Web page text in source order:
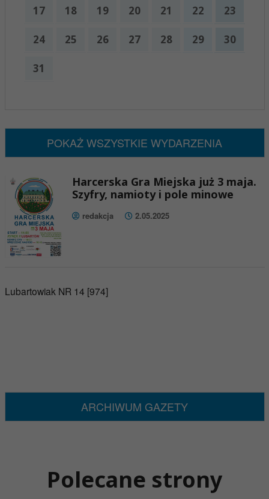
17 18 19 20 21 22 23
24 25 26 27 28 29 30
31
POKAŻ WSZYSTKIE WYDARZENIA
Harcerska Gra Miejska już 3 maja.
Szyfry, namioty i pole minowe
redakcja 2.05.2025
Lubartowiak NR 14 [974]
ARCHIWUM GAZETY
Polecane strony